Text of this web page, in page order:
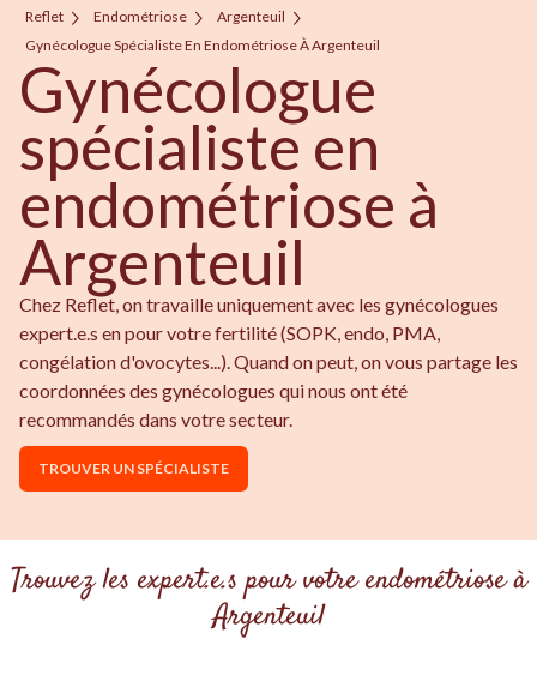
Reflet Endométriose
Argenteuil
Gynécologue Spécialiste En Endométriose À Argenteuil
Gynécologue
spécialiste en
endométriose à
Argenteuil
Chez Reflet, on travaille uniquement avec les gynécologues
expert.e.s en pour votre fertilité (SOPK, endo, PMA,
congélation d'ovocytes...). Quand on peut, on vous partage les
coordonnées des gynécologues qui nous ont été
recommandés dans votre secteur.
TROUVER UN SPÉCIALISTE
Trouvez les expert.e.s pour votre endométriose à
Argenteuil